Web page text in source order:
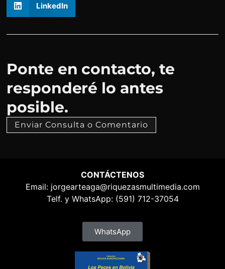
LinkedIn
Ponte en contacto, te
responderé lo antes
posible.
Enviar Consulta o Comentario
CONTÁCTENOS
Email: jorgearteaga@riquezasmultimedia.com
Telf. y WhatsApp: (591) 712-37054
WhatsApp